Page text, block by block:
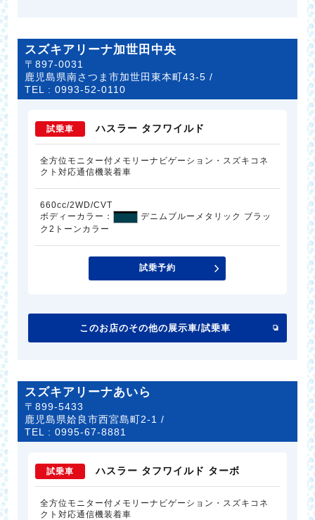
スズキアリーナ加世田中央
〒897-0031
鹿児島県南さつま市加世田東本町43-5 /
TEL :0993-52-0110
試乗車 ハスラー タフワイルド
全方位モニター付メモリーナビゲーション・スズキコネ
クト対応通信機装着車
660cc/2WD/CVT
ボディーカラー：
デニムブルーメタリック ブラッ
ク2トーンカラー
試乗予約
このお店のその他の展示車/試乗車
スズキアリーナあいら
〒899-5433
鹿児島県姶良市西宮島町2-1 /
TEL :0995-67-8881
試乗車 ハスラー タフワイルド ターボ
全方位モニター付メモリーナビゲーション・スズキコネ
クト対応通信機装着車